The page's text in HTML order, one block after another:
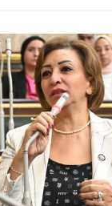
الرئيسية
في ذكرى
قانوني
للحرية (بروفايل)
26 يناير، 2026